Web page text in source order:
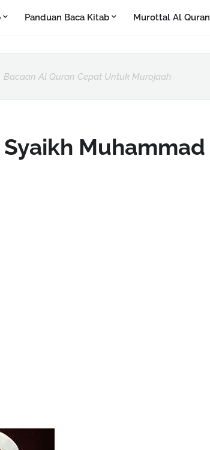
Panduan Baca Kitab Murottal Al Quran
Bacaan Al Quran Cepat Untuk Murojaah
Muhammad